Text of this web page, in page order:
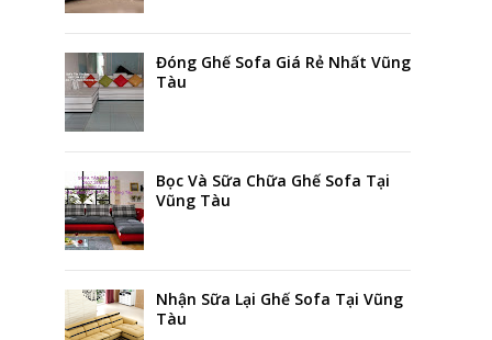
Đóng Ghế Sofa Giá Rẻ Nhất Vũng
Tàu
Bọc Và Sữa Chữa Ghế Sofa Tại
Vũng Tàu
Nhận Sữa Lại Ghế Sofa Tại Vũng
Tàu